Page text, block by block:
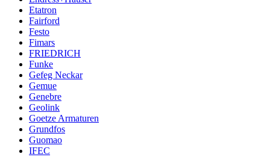
Etatron
Fairford
Festo
Fimars
FRIEDRICH
Funke
Gefeg Neckar
Gemue
Genebre
Geolink
Goetze Armaturen
Grundfos
Guomao
IFEC